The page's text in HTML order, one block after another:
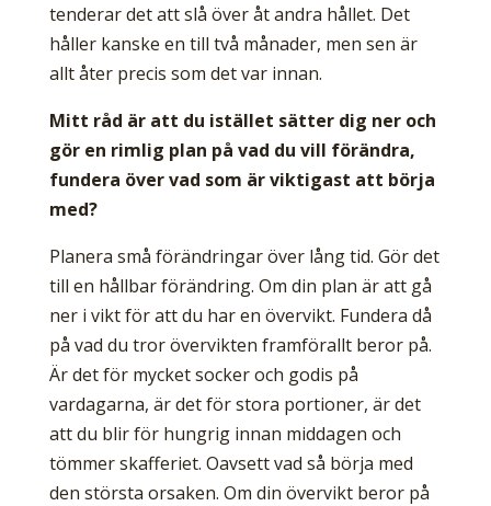
tenderar det att slå över åt andra hållet. Det
håller kanske en till två månader, men sen är
allt åter precis som det var innan.
Mitt råd är att du istället sätter dig ner och
gör en rimlig plan på vad du vill förändra,
fundera över vad som är viktigast att börja
med?
Planera små förändringar över lång tid. Gör det
till en hållbar förändring. Om din plan är att gå
ner i vikt för att du har en övervikt. Fundera då
på vad du tror övervikten framförallt beror på.
Är det för mycket socker och godis på
vardagarna, är det för stora portioner, är det
att du blir för hungrig innan middagen och
tömmer skafferiet. Oavsett vad så börja med
den största orsaken. Om din övervikt beror på